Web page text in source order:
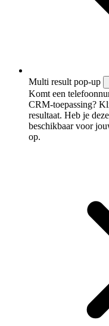
Multi result pop-up
Komt een
CRM-toepassing?
resultaat. Heb je
beschikbaar voor
op.